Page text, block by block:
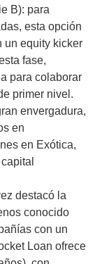
B): para
esta opción
un equity kicker
fase,
para colaborar
primer nivel.
envergadura,
en
en Exótica,
destacó la
conocido
con un
Loan ofrece